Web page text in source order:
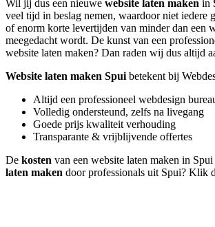
Wil jij dus een nieuwe website laten maken in
veel tijd in beslag nemen, waardoor niet iedere
of enorm korte levertijden van minder dan een
meegedacht wordt. De kunst van een
website laten maken? Dan raden wij dus altijd
Website laten maken Spui betekent bij
Altijd een professioneel webdesign
Volledig ondersteund, zelfs na livegang
Goede prijs kwaliteit verhouding
Transparante & vrijblijvende offertes
De kosten van een website laten maken in
laten maken door professionals uit Spui? Klik